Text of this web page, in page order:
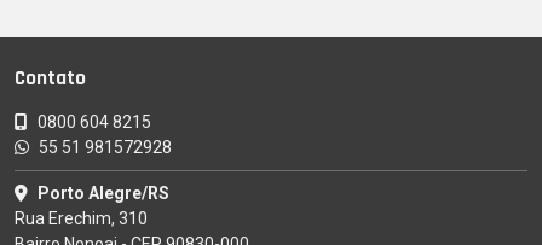
Contato
0800 604 8215
55 51 981572928
Porto Alegre/RS
Rua Erechim, 310